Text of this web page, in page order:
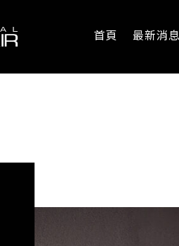
首頁 最新消